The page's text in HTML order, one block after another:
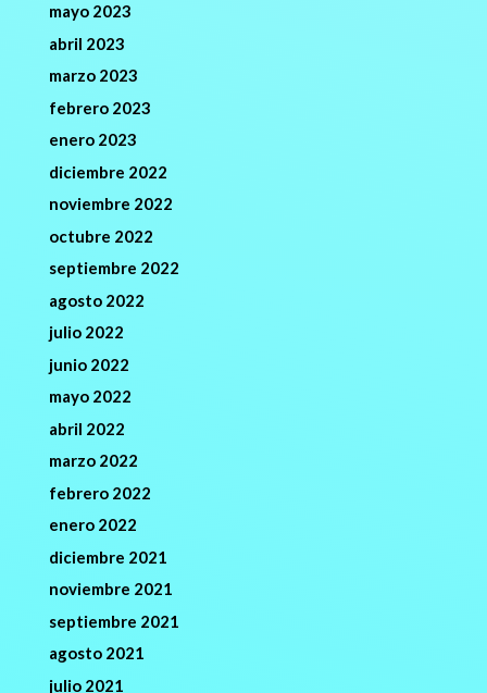
mayo 2023
abril 2023
marzo 2023
febrero 2023
enero 2023
diciembre 2022
noviembre 2022
octubre 2022
septiembre 2022
agosto 2022
julio 2022
junio 2022
mayo 2022
abril 2022
marzo 2022
febrero 2022
enero 2022
diciembre 2021
noviembre 2021
septiembre 2021
agosto 2021
julio 2021